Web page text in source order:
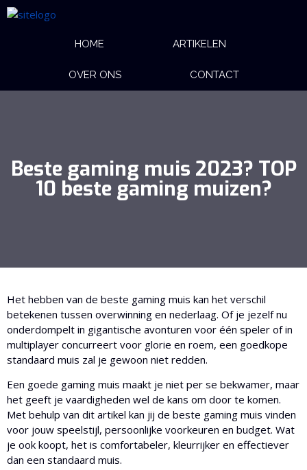
HOME ARTIKELEN
OVER ONS CONTACT
Beste gaming muis 2023? TOP
10 beste gaming muizen?
Het hebben van de beste gaming muis kan het verschil
betekenen tussen overwinning en nederlaag. Of je jezelf nu
onderdompelt in gigantische avonturen voor één speler of in
multiplayer concurreert voor glorie en roem, een goedkope
standaard muis zal je gewoon niet redden.
Een goede gaming muis maakt je niet per se bekwamer, maar
het geeft je vaardigheden wel de kans om door te komen.
Met behulp van dit artikel kan jij de beste gaming muis vinden
voor jouw speelstijl, persoonlijke voorkeuren en budget. Wat
je ook koopt, het is comfortabeler, kleurrijker en effectiever
dan een standaard muis.